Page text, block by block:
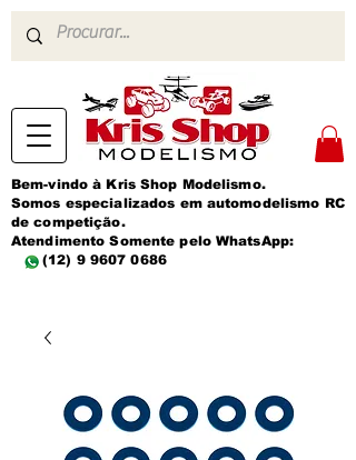
Bem-vindo à Kris Shop Modelismo.
Somos especializados em automodelismo RC
de competição.
Atendimento Somente pelo WhatsApp:
(12) 9 9607 0686